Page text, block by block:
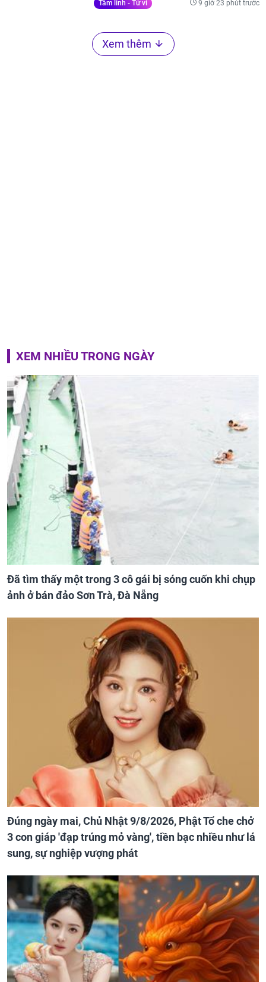
Tâm linh - Tử vi 9 giờ 23 phút trước
Xem thêm
XEM NHIỀU TRONG NGÀY
Đã tìm thấy một trong 3 cô gái bị sóng cuốn khi chụp
ảnh ở bán đảo Sơn Trà, Đà Nẵng
Đúng ngày mai, Chủ Nhật 9/8/2026, Phật Tổ che chở
3 con giáp 'đạp trúng mỏ vàng', tiền bạc nhiều như lá
sung, sự nghiệp vượng phát